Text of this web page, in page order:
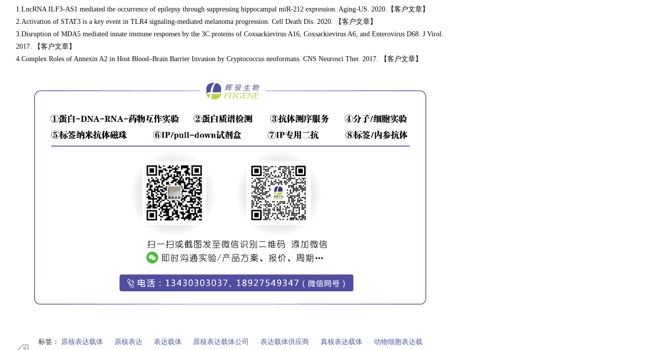
1.LncRNA ILF3-AS1 mediated the occurrence of epilepsy through suppressing hippocampal miR-212 expression. Aging-US. 2020.【客户文章】
2.Activation of STAT3 is a key event in TLR4 signaling-mediated melanoma progression. Cell Death Dis. 2020. 【客户文章】
3.Disruption of MDA5 mediated innate immune responses by the 3C proteins of Coxsackievirus A16, Coxsackievirus A6, and Enterovirus D68. J Virol.
2017. 【客户文章】
4.Complex Roles of Annexin A2 in Host Blood–Brain Barrier Invasion by Cryptococcus neoformans. CNS Neurosci Ther. 2017. 【客户文章】
标签： 原核表达载体 原核表达 表达载体 原核表达载体公司 表达载体供应商 真核表达载体 动物细胞表达载